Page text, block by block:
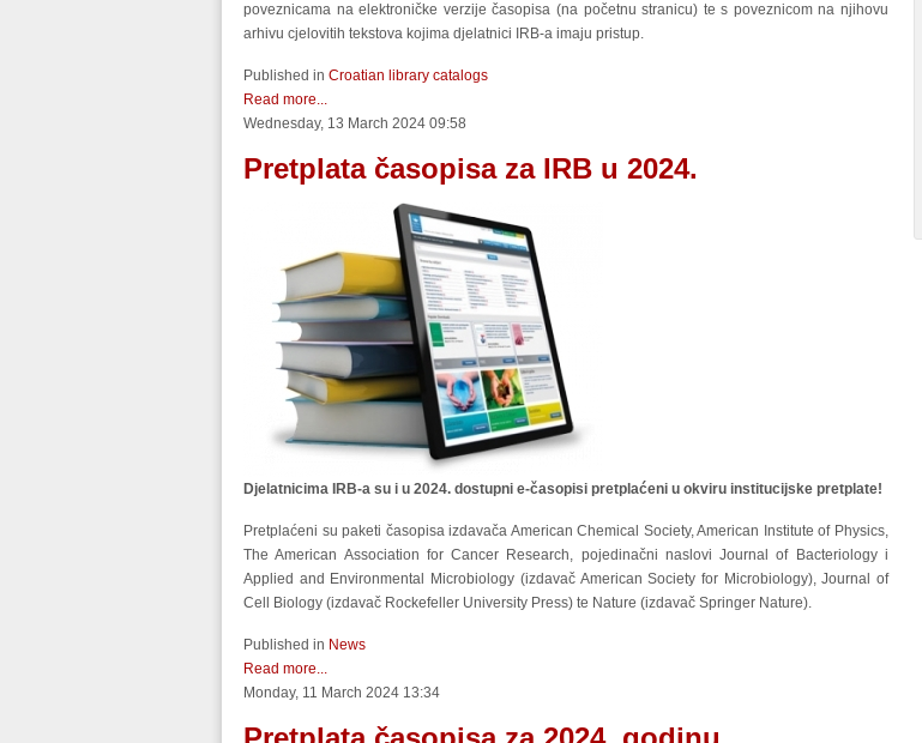
poveznicama na elektroničke verzije časopisa (na početnu stranicu) te s poveznicom na njihovu
arhivu cjelovitih tekstova kojima djelatnici IRB-a imaju pristup.
Published in Croatian library catalogs
Read more...
Wednesday, 13 March 2024 09:58
Pretplata časopisa za IRB u 2024.
Djelatnicima IRB-a su i u 2024. dostupni e-časopisi pretplaćeni u okviru institucijske pretplate!
Pretplaćeni su paketi časopisa izdavača American Chemical Society, American Institute of Physics,
The American Association for Cancer Research, pojedinačni naslovi Journal of Bacteriology i
Applied and Environmental Microbiology (izdavač American Society for Microbiology), Journal of
Cell Biology (izdavač Rockefeller University Press) te Nature (izdavač Springer Nature).
Published in News
Read more...
Monday, 11 March 2024 13:34